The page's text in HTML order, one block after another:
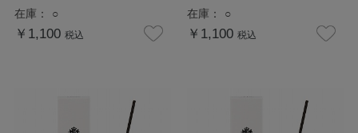
在庫： ○
￥1,100 税込
在庫： ○
￥1,100 税込